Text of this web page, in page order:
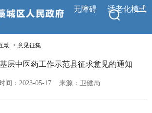
无障碍 适老化模式
动 > 意见征集
层中医药工作示范县征求意见的通知
间：2023-05-17 来源：卫健局